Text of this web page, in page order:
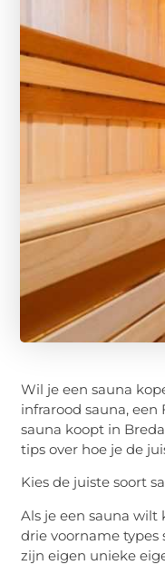
Wil je een sauna
infrarood sauna,
sauna koopt in
tips over hoe je de
Kies de juiste soort
Als je een sauna wilt
drie voorname types
zijn eigen unieke